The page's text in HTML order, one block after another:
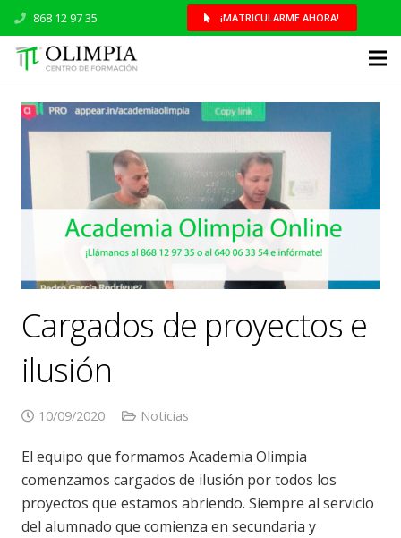
868 12 97 35 ¡MATRICULARME AHORA!
Cargados de proyectos e
ilusión
10/09/2020 Noticias
El equipo que formamos Academia Olimpia
comenzamos cargados de ilusión por todos los
proyectos que estamos abriendo. Siempre al servicio
del alumnado que comienza en secundaria y